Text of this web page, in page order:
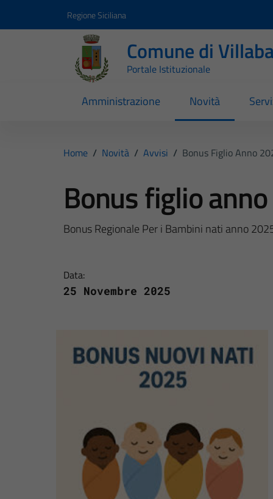
Regione Siciliana
Comune di
Portale Istituzionale
Amministrazione Novità
Home / Novità / Avvisi / Bonus Figlio Anno
Bonus figlio
Bonus Regionale Per i Bambini nati anno
Data:
25 Novembre 2025